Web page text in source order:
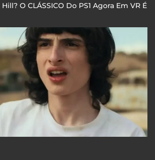
O CLÁSSICO Do PS1 Agora Em VR É